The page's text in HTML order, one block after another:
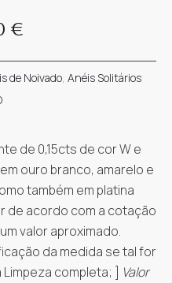
€Price
range:
1,058.00 €
1,362.00 €
de Noivado, Anéis Solitários
de 0,15cts de cor W e
ouro branco, amarelo e
também em platina
de acordo com a cotação
valor aproximado.
da medida se tal for
completa; ] Valor